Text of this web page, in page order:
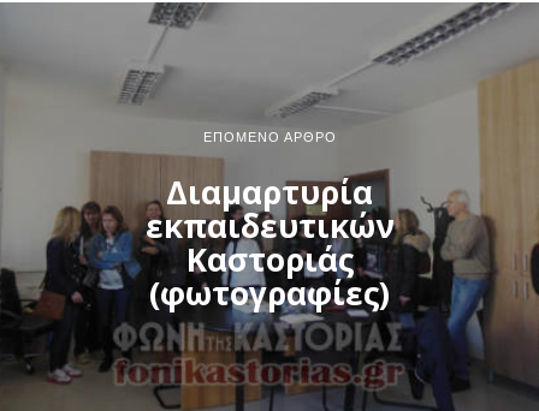
ΕΠΌΜΕΝΟ ΆΡΘΡΟ
Διαμαρτυρία
εκπαιδευτικών
Καστοριάς
(φωτογραφίες)